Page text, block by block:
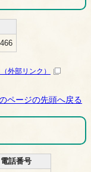
（外部リンク）
ページの先頭へ戻る
電話番号